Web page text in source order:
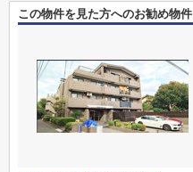
この物件を見た方へのお勧め物件